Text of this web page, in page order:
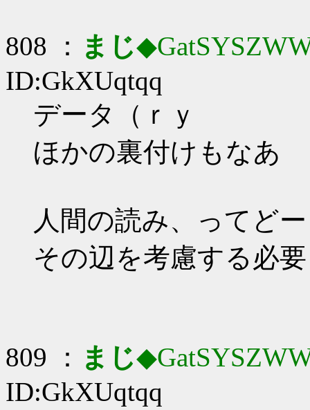
808 ： まじ
ID:GkXUqtqq
データ（ｒｙ
ほかの裏付けもなあ
人間の読み、ってど
その辺を考慮する必
809 ： まじ
ID:GkXUqtqq